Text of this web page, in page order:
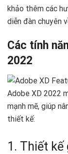
khảo thêm các
diễn đàn chuyên
Các tính
2022
Adobe XD 2022
mạnh mẽ, giúp
thiết kế:
1. Thiết kế